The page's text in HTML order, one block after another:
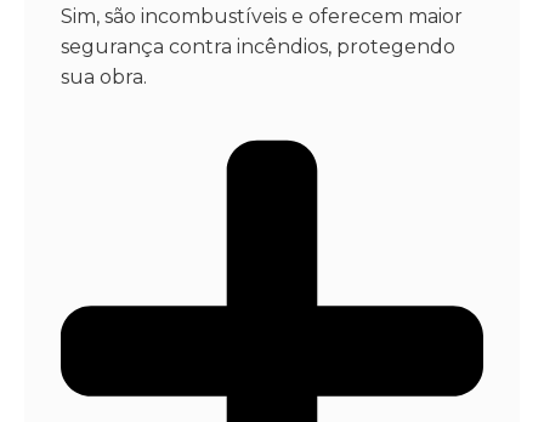
Sim, são incombustíveis e oferecem maior
segurança contra incêndios, protegendo
sua obra.